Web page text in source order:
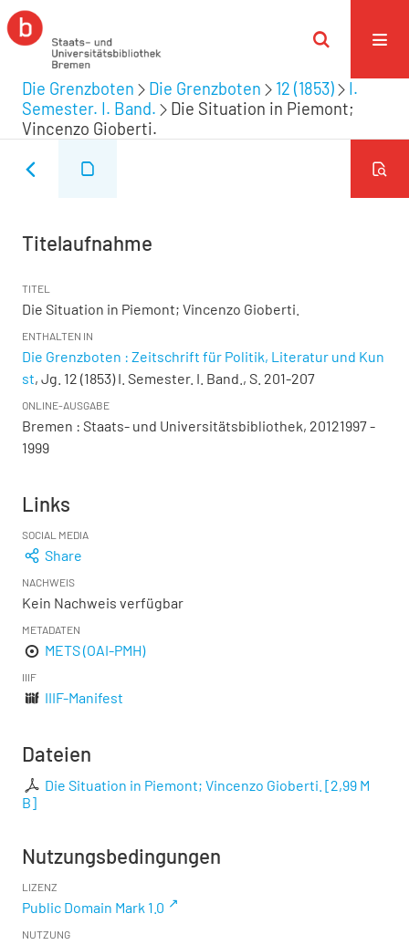
Die Grenzboten Die Grenzboten 12 (1853)
I.
Semester. I. Band.
Die Situation in Piemont;
Vincenzo Gioberti.
Titelaufnahme
TITEL
Die Situation in Piemont; Vincenzo Gioberti.
ENTHALTEN IN
Die Grenzboten : Zeitschrift für Politik, Literatur und Kun
st, Jg. 12 (1853) I. Semester. I. Band., S. 201-207
ONLINE-AUSGABE
Bremen : Staats- und Universitätsbibliothek, 20121997 -
1999
Links
SOCIAL MEDIA
Share
NACHWEIS
Kein Nachweis verfügbar
METADATEN
METS (OAI-PMH)
IIIF
IIIF-Manifest
Dateien
Die Situation in Piemont; Vincenzo Gioberti. [2,99 M
B]
Nutzungsbedingungen
LIZENZ
Public Domain Mark 1.0
NUTZUNG